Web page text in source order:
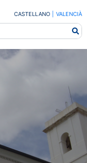
CASTELLANO VALENCIÀ